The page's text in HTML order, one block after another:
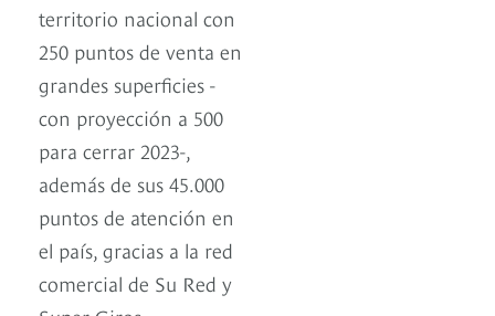
territorio nacional con
250 puntos de venta en
grandes superficies -
con proyección a 500
para cerrar 2023-,
además de sus 45.000
puntos de atención en
el país, gracias a la red
comercial de Su Red y